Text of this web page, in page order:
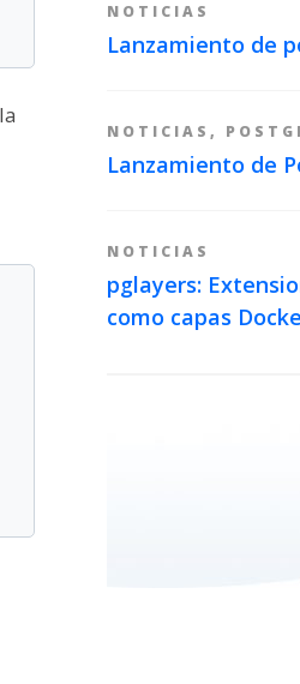
NOTICIAS
Lanzamiento de
NOTICIAS ,
Lanzamiento de
NOTICIAS
pglayers:
como capas